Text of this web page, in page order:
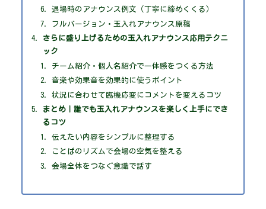
退場時のアナウンス例文（丁寧に締めくくる）
フルバージョン・玉入れアナウンス原稿
さらに盛り上げるための玉入れアナウンス応用テクニ
ック
チーム紹介・個人名紹介で一体感をつくる方法
音楽や効果音を効果的に使うポイント
状況に合わせて臨機応変にコメントを変えるコツ
まとめ｜誰でも玉入れアナウンスを楽しく上手にでき
るコツ
伝えたい内容をシンプルに整理する
ことばのリズムで会場の空気を整える
会場全体をつなぐ意識で話す